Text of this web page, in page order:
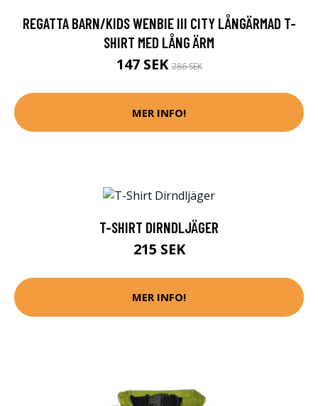
REGATTA BARN/KIDS WENBIE III CITY LÅNGÄRMAD T-
SHIRT MED LÅNG ÄRM
147 SEK286 SEK
MER INFO!
T-SHIRT DIRNDLJÄGER
215 SEK
MER INFO!